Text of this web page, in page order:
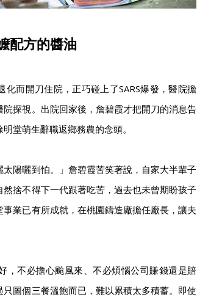
配方的醬油
而開刀住院，正巧碰上了SARS爆發，醫院擔
探視。出院回家後，詹碧霞才把開刀的消息告
堂萌生辭職返鄉務農的念頭。
太陽曬到怕。」詹碧霞苦笑著說，自家大半輩子
捨不得下一代跟著吃苦，過去也未曾期盼孩子
業已有所成就，在桃園鑄造廠擔任廠長，讓夫
，不必擔心颱風來、不必煩惱公司賺錢還是賠
圖個三餐溫飽而已，難以累積太多積蓄。即使